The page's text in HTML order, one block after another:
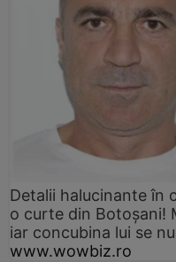
Detalii halucinante în
o curte din Botoșani!
iar concubina lui se
www.wowbiz.ro